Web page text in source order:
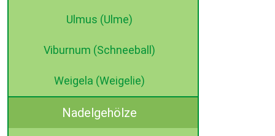
Ulmus (Ulme)
Viburnum (Schneeball)
Weigela (Weigelie)
Nadelgehölze